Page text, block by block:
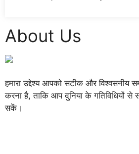
About Us
हमारा उद्देश्य आपको सटीक और विश्वसनीय
करना है, ताकि आप दुनिया के गतिविधियों से
सकें।